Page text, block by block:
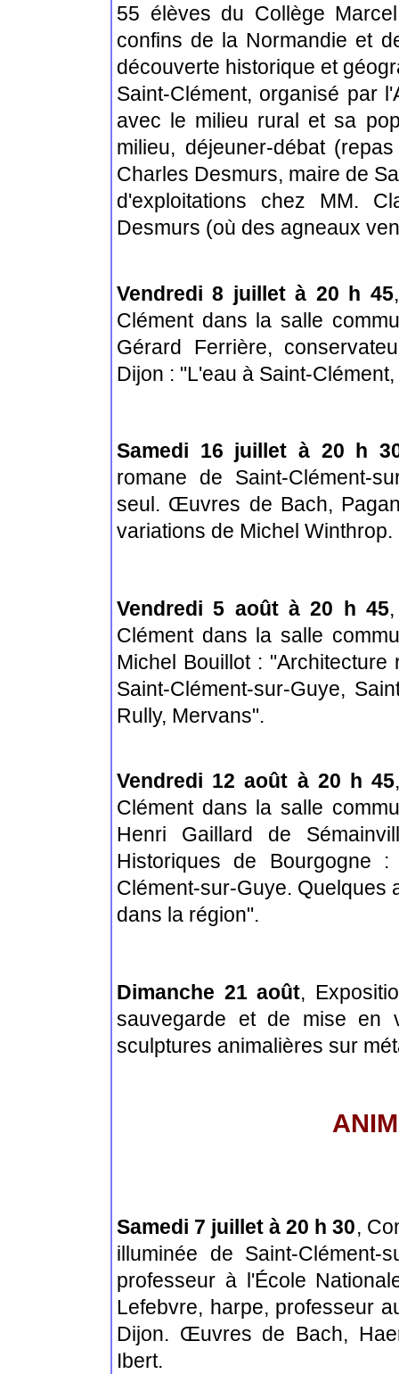
55 élèves du Collège
confins de la Normandie et
découverte historique et
Saint-Clément, organisé par
avec le milieu rural et sa
milieu, déjeuner-débat
Charles Desmurs, maire de
d'exploitations chez MM.
Desmurs (où des agneaux
Vendredi 8 juillet à 20 h 45,
Clément dans la salle
Gérard Ferrière,
Dijon : "L'eau à Saint-
Samedi 16 juillet à 20 h
romane de Saint-Clément-
seul. Œuvres de Bach,
variations de Michel Winthrop.
Vendredi 5 août à 20 h 45,
Clément dans la salle
Michel Bouillot :
Saint-Clément-sur-Guye,
Rully, Mervans".
Vendredi 12 août à 20 h 45
Clément dans la salle
Henri Gaillard de
Historiques de Bourgogne
Clément-sur-Guye. Quelques
dans la région".
Dimanche 21 août,
sauvegarde et de mise en
sculptures animalières sur
Samedi 7 juillet à 20 h 30,
illuminée de Saint-Clément-
professeur à l'École
Lefebvre, harpe, professeur
Dijon. Œuvres de Bach,
Ibert.